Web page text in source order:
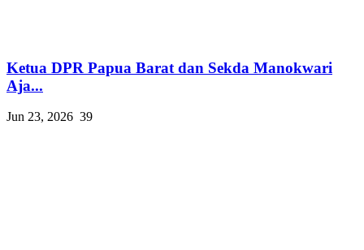
Ketua DPR Papua Barat dan Sekda Manokwari
Aja...
Jun 23, 2026 39